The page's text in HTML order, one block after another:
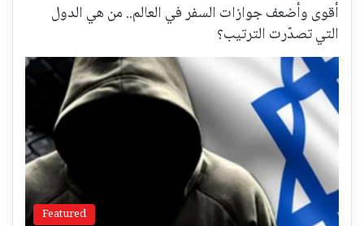
أقوى وأضعف جوازات السفر في العالم.. من هي الدول
التي تصدّرت الترتيب؟
Featured